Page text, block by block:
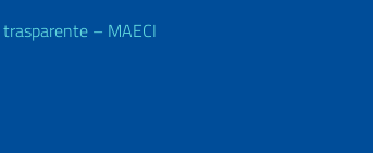
– MAECI